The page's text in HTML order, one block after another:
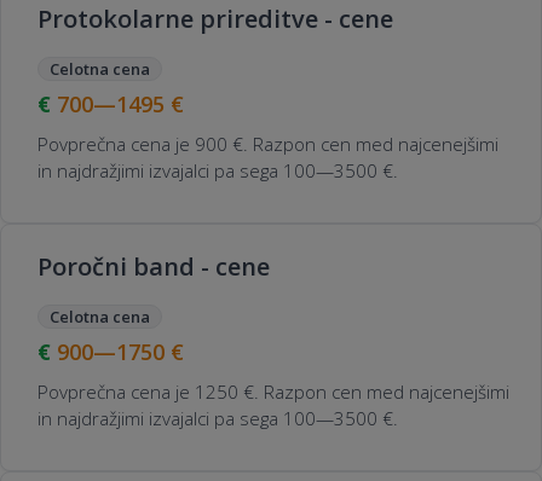
Protokolarne prireditve - cene
Celotna cena
700—1495 €
Povprečna cena je 900 €. Razpon cen med najcenejšimi
in najdražjimi izvajalci pa sega 100—3500 €.
Poročni band - cene
Celotna cena
900—1750 €
Povprečna cena je 1250 €. Razpon cen med najcenejšimi
in najdražjimi izvajalci pa sega 100—3500 €.